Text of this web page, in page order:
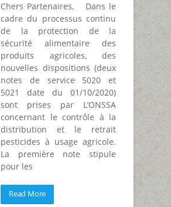
Chers Partenaires, Dans le
cadre du processus continu
de la protection de la
sécurité alimentaire des
produits agricoles, des
nouvelles dispositions (deux
notes de service 5020 et
5021 date du 01/10/2020)
sont prises par L’ONSSA
concernant le contrôle à la
distribution et le retrait
pesticides à usage agricole.
La première note stipule
pour les
Read More